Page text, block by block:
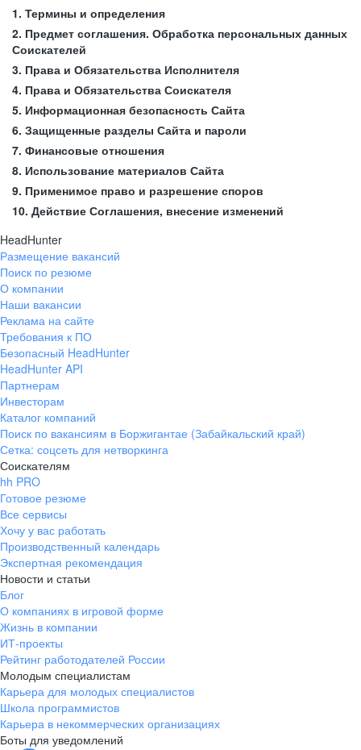
1. Термины и определения
2. Предмет соглашения. Обработка персональных данных
Соискателей
3. Права и Обязательства Исполнителя
4. Права и Обязательства Соискателя
5. Информационная безопасность Сайта
6. Защищенные разделы Сайта и пароли
7. Финансовые отношения
8. Использование материалов Сайта
9. Применимое право и разрешение споров
10. Действие Соглашения, внесение изменений
HeadHunter
Размещение вакансий
Поиск по резюме
О компании
Наши вакансии
Реклама на сайте
Требования к ПО
Безопасный HeadHunter
HeadHunter API
Партнерам
Инвесторам
Каталог компаний
Поиск по вакансиям в Боржигантае (Забайкальский край)
Сетка: соцсеть для нетворкинга
Соискателям
hh PRO
Готовое резюме
Все сервисы
Хочу у вас работать
Производственный календарь
Экспертная рекомендация
Новости и статьи
Блог
О компаниях в игровой форме
Жизнь в компании
ИТ-проекты
Рейтинг работодателей России
Молодым специалистам
Карьера для молодых специалистов
Школа программистов
Карьера в некоммерческих организациях
Боты для уведомлений